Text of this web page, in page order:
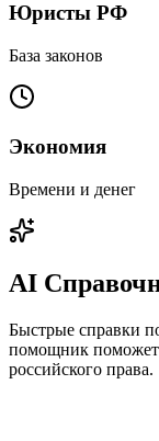
Юристы РФ
База законов
Экономия
Времени и денег
AI
Быстрые справки
помощник
российского права.